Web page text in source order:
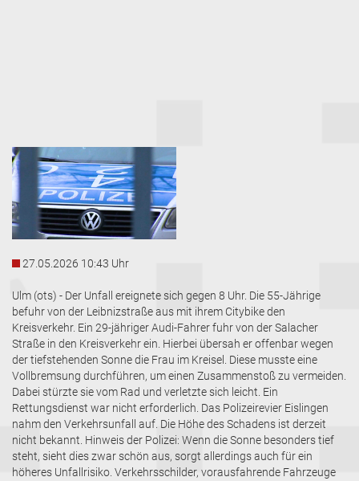
27.05.2026 10:43 Uhr
Ulm (ots) - Der Unfall ereignete sich gegen 8 Uhr. Die 55-Jährige
befuhr von der Leibnizstraße aus mit ihrem Citybike den
Kreisverkehr. Ein 29-jähriger Audi-Fahrer fuhr von der Salacher
Straße in den Kreisverkehr ein. Hierbei übersah er offenbar wegen
der tiefstehenden Sonne die Frau im Kreisel. Diese musste eine
Vollbremsung durchführen, um einen Zusammenstoß zu vermeiden.
Dabei stürzte sie vom Rad und verletzte sich leicht. Ein
Rettungsdienst war nicht erforderlich. Das Polizeirevier Eislingen
nahm den Verkehrsunfall auf. Die Höhe des Schadens ist derzeit
nicht bekannt. Hinweis der Polizei: Wenn die Sonne besonders tief
steht, sieht dies zwar schön aus, sorgt allerdings auch für ein
höheres Unfallrisiko. Verkehrsschilder, vorausfahrende Fahrzeuge